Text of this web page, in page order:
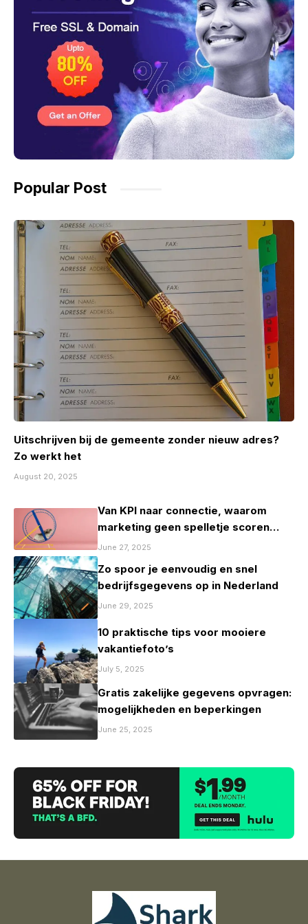
Popular Post
Uitschrijven bij de gemeente zonder nieuw adres?
Zo werkt het
August 20, 2025
Van KPI naar connectie, waarom
marketing geen spelletje scoren
mag zijn
June 27, 2025
Zo spoor je eenvoudig en snel
bedrijfsgegevens op in Nederland
June 29, 2025
10 praktische tips voor mooiere
vakantiefoto’s
July 5, 2025
Gratis zakelijke gegevens opvragen:
mogelijkheden en beperkingen
June 25, 2025